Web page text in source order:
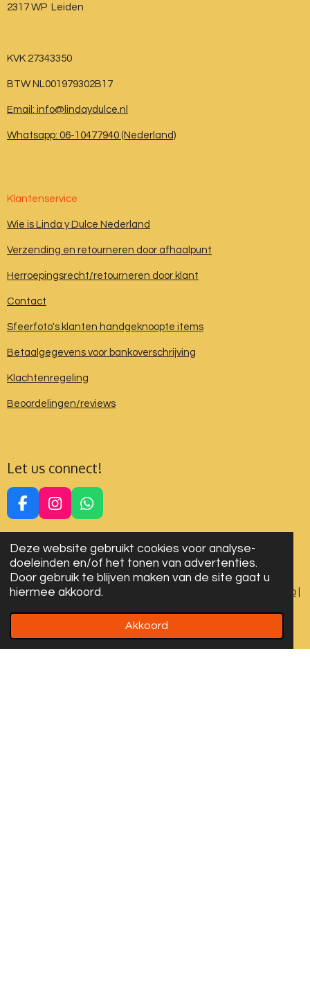
Deze website gebruikt cookies voor analyse-
doeleinden en/of het tonen van advertenties.
Door gebruik te blijven maken van de site gaat u
hiermee akkoord.
Akkoord
2317 WP Leiden
KVK 27343350
BTW NL001979302B17
Email: info@lindaydulce.nl
Whatsapp: 06-10477940 (Nederland)
Klantenservice
Wie is Linda y Dulce Nederland
Verzending en retourneren door afhaalpunt
Herroepingsrecht/retourneren door klant
Contact
Sfeerfoto's klanten handgeknoopte items
Betaalgegevens voor bankoverschrijving
Klachtenregeling
Beoordelingen/reviews
Let us connect!
F
e
b
o
o
k
I
t
a
g
r
a
W
t
s
A
p
p
Algemene voorwaarden Sitemap